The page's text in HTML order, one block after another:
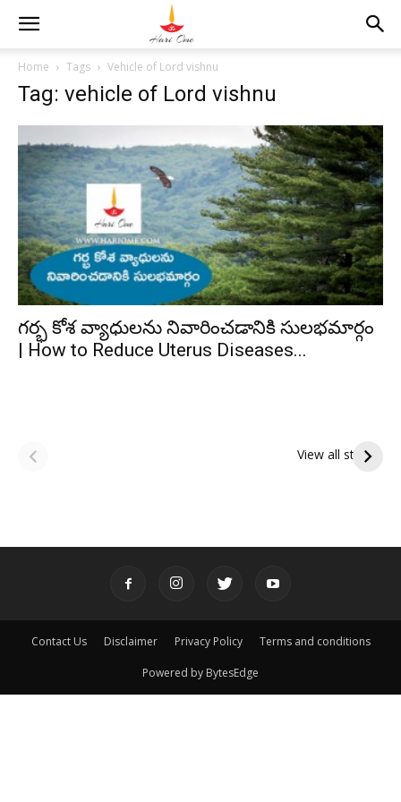
Home Tags Vehicle of Lord vishnu
Tag: vehicle of Lord vishnu
గర్భ కోశ వ్యాధులను నివారించడానికి సులభమార్గం
| How to Reduce Uterus Diseases...
View all stories
పితృదేవతల ఆశీర్వాదం
ఇంద్రకీలాద్రి గిరి ప్రదక్షిణ
Contact Us Disclaimer Privacy Policy Terms and conditions
Powered by BytesEdge